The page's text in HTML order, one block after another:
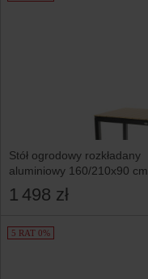
Stół ogrodowy rozkładany
aluminiowy 160/210x90 cm
Drena beżowy
1 498 zł
5 RAT 0%